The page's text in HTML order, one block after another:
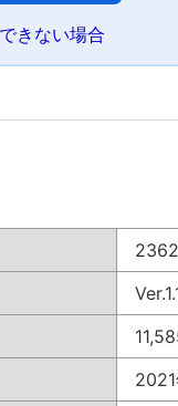
きない場合